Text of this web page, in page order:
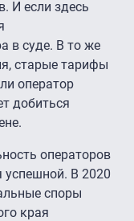
И если здесь
в суде. В то же
старые тарифы
оператор
добиться
операторов
В 2020
споры
края